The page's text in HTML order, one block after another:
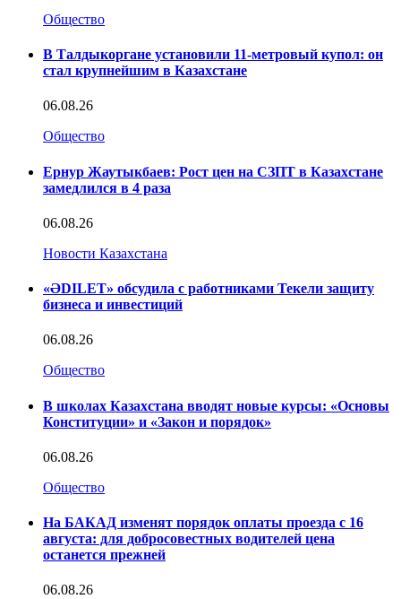
Общество
В Талдыкоргане установили 11-метровый купол: он
стал крупнейшим в Казахстане
06.08.26
Общество
Ернур Жаутыкбаев: Рост цен на СЗПТ в Казахстане
замедлился в 4 раза
06.08.26
Новости Казахстана
«ӘDILET» обсудила с работниками Текели защиту
бизнеса и инвестиций
06.08.26
Общество
В школах Казахстана вводят новые курсы: «Основы
Конституции» и «Закон и порядок»
06.08.26
Общество
На БАКАД изменят порядок оплаты проезда с 16
августа: для добросовестных водителей цена
останется прежней
06.08.26